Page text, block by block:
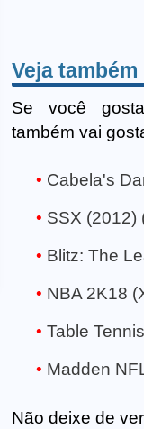
Veja também
Se você
também vai
Cabela's
SSX (2012)
Blitz: The
NBA 2K18
Table
Madden
Não deixe de